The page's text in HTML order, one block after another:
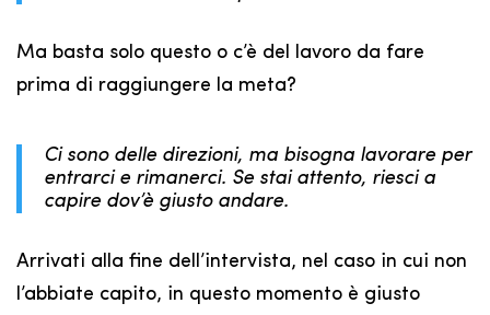
Ma basta solo questo o c’è del lavoro da fare
prima di raggiungere la meta?
Ci sono delle direzioni, ma bisogna lavorare per
entrarci e rimanerci. Se stai attento, riesci a
capire dov’è giusto andare.
Arrivati alla fine dell’intervista, nel caso in cui non
l’abbiate capito, in questo momento è giusto